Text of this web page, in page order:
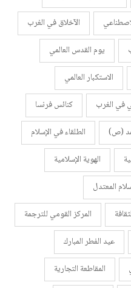
الآخلاق في الغرب
يوم القدس العالمي
الاستكبار العالمي
في الغرب
كنائس فرنسا
(ص)
الطلقاء في الإسلام
الهوية الإسلامية
المعتدل
المركز القومي للترجمة
عيد الفطر المبارك
المقاطعة التجارية